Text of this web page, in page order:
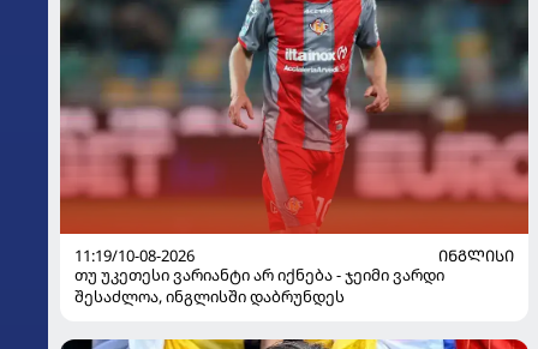
11:19/10-08-2026
ᲘᲜᲒᲚᲘᲡᲘ
თუ უკეთესი ვარიანტი არ იქნება - ჯეიმი ვარდი
შესაძლოა, ინგლისში დაბრუნდეს